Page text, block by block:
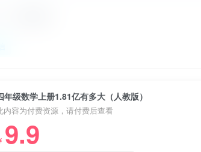
教版）
年级数学上册1.81亿有多大（人教版）
内容为付费资源，请付费后查看
9.9